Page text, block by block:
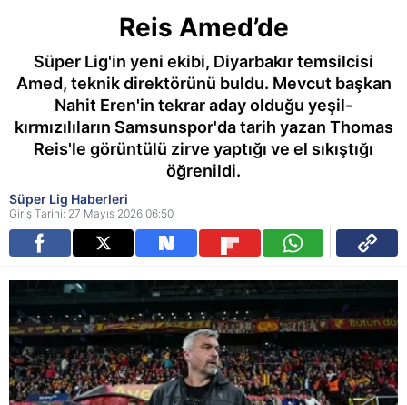
Reis Amed’de
Süper Lig'in yeni ekibi, Diyarbakır temsilcisi
Amed, teknik direktörünü buldu. Mevcut başkan
Nahit Eren'in tekrar aday olduğu yeşil-
kırmızılıların Samsunspor'da tarih yazan Thomas
Reis'le görüntülü zirve yaptığı ve el sıkıştığı
öğrenildi.
Süper Lig Haberleri
Giriş Tarihi: 27 Mayıs 2026 06:50